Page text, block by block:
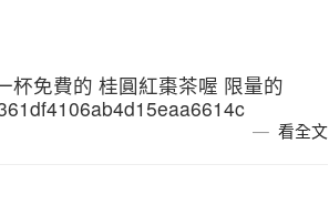
杯免費的 桂圓紅棗茶喔 限量的
看全文